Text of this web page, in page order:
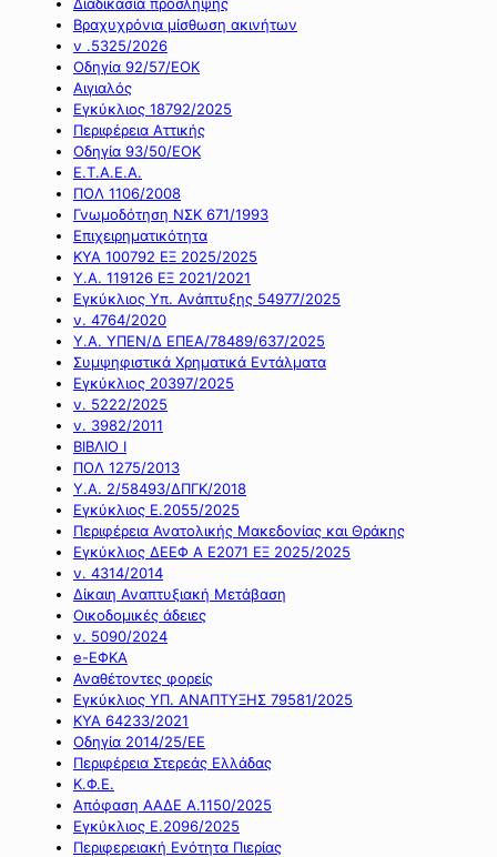
Βραχυχρόνια μίσθωση ακινήτων
ν .5325/2026
Οδηγία 92/57/ΕΟΚ
Αιγιαλός
Εγκύκλιος 18792/2025
Περιφέρεια Αττικής
Οδηγία 93/50/ΕΟΚ
Ε.Τ.Α.Ε.Α.
ΠΟΛ 1106/2008
Γνωμοδότηση ΝΣΚ 671/1993
Επιχειρηματικότητα
ΚΥΑ 100792 ΕΞ 2025/2025
Υ.Α. 119126 ΕΞ 2021/2021
Εγκύκλιος Υπ. Ανάπτυξης 54977/2025
ν. 4764/2020
Υ.Α. ΥΠΕΝ/Δ ΕΠΕΑ/78489/637/2025
Συμψηφιστικά Χρηματικά Εντάλματα
Εγκύκλιος 20397/2025
ν. 5222/2025
ν. 3982/2011
ΒΙΒΛΙΟ Ι
ΠΟΛ 1275/2013
Υ.Α. 2/58493/ΔΠΓΚ/2018
Εγκύκλιος Ε.2055/2025
Περιφέρεια Ανατολικής Μακεδονίας και Θράκης
Εγκύκλιος ΔΕΕΦ Α Ε2071 ΕΞ 2025/2025
ν. 4314/2014
Δίκαιη Αναπτυξιακή Μετάβαση
Οικοδομικές άδειες
ν. 5090/2024
e-ΕΦΚΑ
Αναθέτοντες φορείς
Εγκύκλιος ΥΠ. ΑΝΑΠΤΥΞΗΣ 79581/2025
ΚΥΑ 64233/2021
Οδηγία 2014/25/ΕΕ
Περιφέρεια Στερεάς Ελλάδας
Κ.Φ.Ε.
Απόφαση ΑΑΔΕ Α.1150/2025
Εγκύκλιος Ε.2096/2025
Περιφερειακή Ενότητα Πιερίας